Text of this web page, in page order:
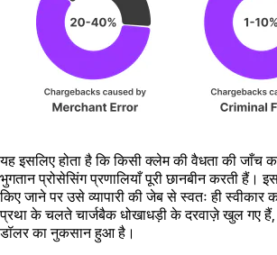
यह इसलिए होता है कि किसी क्लेम की वैधता की जाँच
भुगतान प्रोसेसिंग प्रणालियाँ पूरी छानबीन करती हैं।
किए जाने पर उसे व्यापारी की जेब से स्वतः ही स्वीकार
प्रथा के चलते चार्जबैक धोखाधड़ी के दरवाज़े खुल गए हैं,
डॉलर का नुकसान हुआ है।